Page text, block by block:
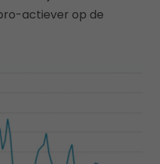
actiever op de